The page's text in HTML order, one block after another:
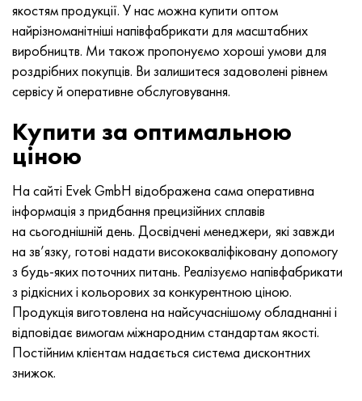
якостям продукції. У нас можна купити оптом
найрізноманітніші напівфабрикати для масштабних
виробництв. Ми також пропонуємо хороші умови для
роздрібних покупців. Ви залишитеся задоволені рівнем
сервісу й оперативне обслуговування.
Купити за оптимальною
ціною
На сайті Evek GmbH відображена сама оперативна
інформація з придбання прецизійних сплавів
на сьогоднішній день. Досвідчені менеджери, які завжди
на зв’язку, готові надати висококваліфіковану допомогу
з будь-яких поточних питань. Реалізуємо напівфабрикати
з рідкісних і кольорових за конкурентною ціною.
Продукція виготовлена на найсучаснішому обладнанні і
відповідає вимогам міжнародним стандартам якості.
Постійним клієнтам надається система дисконтних
знижок.